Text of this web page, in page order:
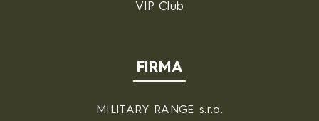
VIP Club
FIRMA
MILITARY RANGE s.r.o.